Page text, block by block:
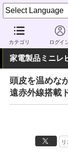
カテゴリ ログイ
家電 Watch ヘルス
家電製品ミニレ
頭皮を温めな
遠赤外線搭載
リ